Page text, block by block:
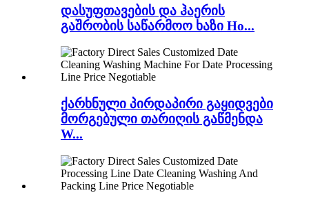
დასუფთავების და ჰაერის
გაშრობის საწარმოო ხაზი Ho...
ქარხნული პირდაპირი გაყიდვები
მორგებული თარიღის გაწმენდა
W...